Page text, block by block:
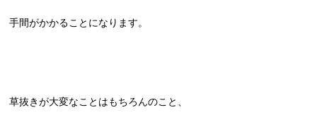
手間がかかることになります。
草抜きが大変なことはもちろんのこと、